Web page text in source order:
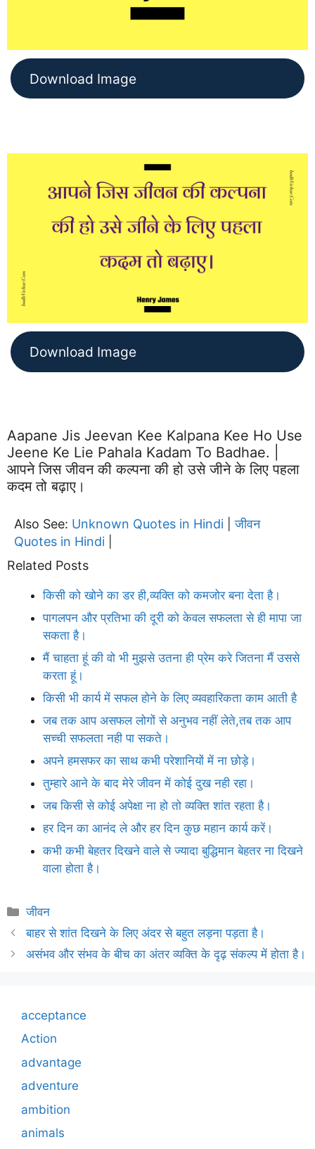
Download Image
Download Image
Aapane Jis Jeevan Kee Kalpana Kee Ho Use
Jeene Ke Lie Pahala Kadam To Badhae. |
आपने जिस जीवन की कल्पना की हो उसे जीने के लिए पहला
कदम तो बढ़ाए।
Also See: Unknown Quotes in Hindi |जीवन
Quotes in Hindi
Related Posts
किसी को खोने का डर ही,व्यक्ति को कमजोर बना देता है।
पागलपन और प्रतिभा की दूरी को केवल सफलता से ही मापा जा
सकता है।
मैं चाहता हूं की वो भी मुझसे उतना ही प्रेम करे जितना मैं उससे
करता हूं।
किसी भी कार्य में सफल होने के लिए व्यवहारिकता काम आती है
जब तक आप असफल लोगों से अनुभव नहीं लेते,तब तक आप
सच्ची सफलता नही पा सकते।
अपने हमसफर का साथ कभी परेशानियों में ना छोड़े।
तुम्हारे आने के बाद मेरे जीवन में कोई दुख नही रहा।
जब किसी से कोई अपेक्षा ना हो तो व्यक्ति शांत रहता है।
हर दिन का आनंद ले और हर दिन कुछ महान कार्य करें।
कभी कभी बेहतर दिखने वाले से ज्यादा बुद्धिमान बेहतर ना दिखने
वाला होता है।
Categories
जीवन
बाहर से शांत दिखने के लिए अंदर से बहुत लड़ना पड़ता है।
असंभव और संभव के बीच का अंतर व्यक्ति के दृढ़ संकल्प में होता है।
acceptance
Action
advantage
adventure
ambition
animals